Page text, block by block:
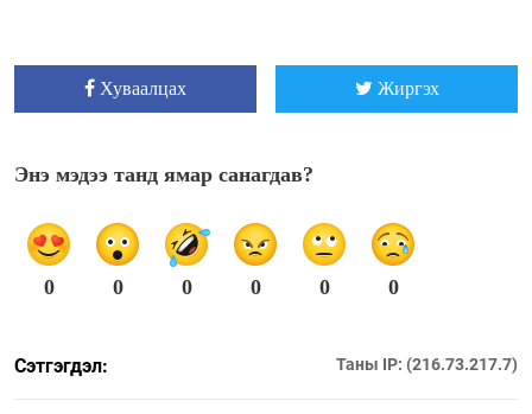
Хуваалцах Жиргэх
Энэ мэдээ танд ямар санагдав?
0 0 0 0 0 0
Сэтгэгдэл: Таны IP: (216.73.217.7)